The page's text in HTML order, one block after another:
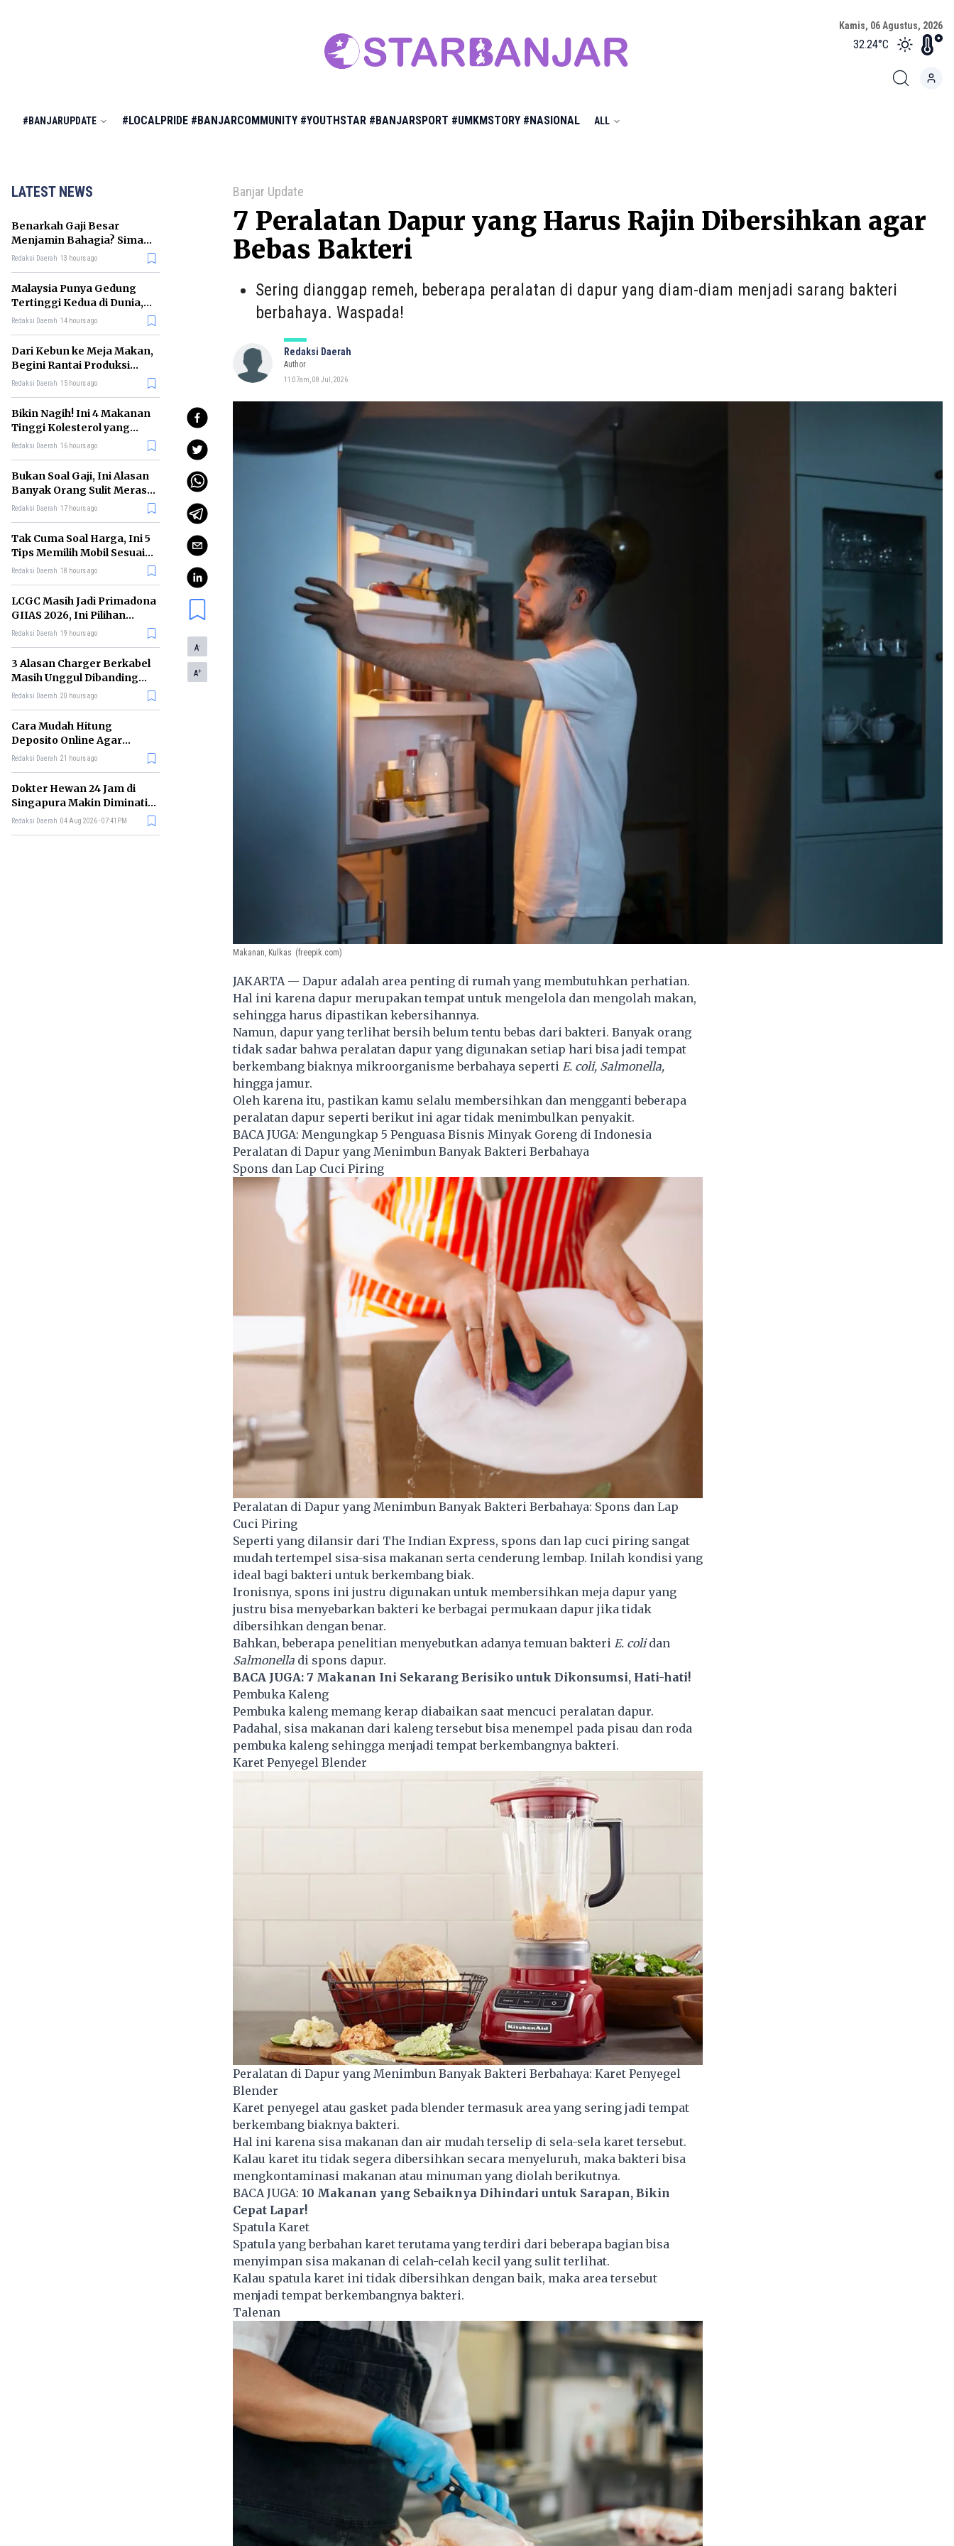
Kamis, 06 Agustus, 2026
32.24°C
#BANJARUPDATE #LOCALPRIDE #BANJARCOMMUNITY #YOUTHSTAR #BANJARSPORT #UMKMSTORY #NASIONAL ALL
LATEST NEWS
Benarkah Gaji Besar
Menjamin Bahagia? Simak
Penjelasan Ilmu Ekonomi
Redaksi Daerah 13 hours ago
Malaysia Punya Gedung
Tertinggi Kedua di Dunia,
Ini Daftar Lengkap 2026
Redaksi Daerah 14 hours ago
Dari Kebun ke Meja Makan,
Begini Rantai Produksi
Sawit di Indonesia
Redaksi Daerah 15 hours ago
Bikin Nagih! Ini 4 Makanan
Tinggi Kolesterol yang
Sebaiknya Dikurangi
Redaksi Daerah 16 hours ago
Bukan Soal Gaji, Ini Alasan
Banyak Orang Sulit Merasa
Cukup
Redaksi Daerah 17 hours ago
Tak Cuma Soal Harga, Ini 5
Tips Memilih Mobil Sesuai
Kebutuhan
Redaksi Daerah 18 hours ago
LCGC Masih Jadi Primadona
GIIAS 2026, Ini Pilihan
Terbaiknya
Redaksi Daerah 19 hours ago
3 Alasan Charger Berkabel
Masih Unggul Dibanding
Wireless Charging
Redaksi Daerah 20 hours ago
Cara Mudah Hitung
Deposito Online Agar
Untung dalam Jangka
Redaksi Daerah 21 hours ago
Dokter Hewan 24 Jam di
Singapura Makin Diminati,
Ini Alasannya
Redaksi Daerah 04 Aug 2026 - 07:41PM
Banjar Update
7 Peralatan Dapur yang Harus Rajin Dibersihkan agar
Bebas Bakteri
Sering dianggap remeh, beberapa peralatan di dapur yang diam-diam menjadi sarang bakteri
berbahaya. Waspada!
Redaksi Daerah
Author
11:07am, 08 Jul, 2026
A-
A+
Makanan, Kulkas (freepik.com)
JAKARTA — Dapur adalah area penting di rumah yang membutuhkan perhatian.
Hal ini karena dapur merupakan tempat untuk mengelola dan mengolah makan,
sehingga harus dipastikan kebersihannya.
Namun, dapur yang terlihat bersih belum tentu bebas dari bakteri. Banyak orang
tidak sadar bahwa peralatan dapur yang digunakan setiap hari bisa jadi tempat
berkembang biaknya mikroorganisme berbahaya seperti E. coli, Salmonella,
hingga jamur.
Oleh karena itu, pastikan kamu selalu membersihkan dan mengganti beberapa
peralatan dapur seperti berikut ini agar tidak menimbulkan penyakit.
BACA JUGA: Mengungkap 5 Penguasa Bisnis Minyak Goreng di Indonesia
Peralatan di Dapur yang Menimbun Banyak Bakteri Berbahaya
Spons dan Lap Cuci Piring
Peralatan di Dapur yang Menimbun Banyak Bakteri Berbahaya: Spons dan Lap
Cuci Piring
Seperti yang dilansir dari The Indian Express, spons dan lap cuci piring sangat
mudah tertempel sisa-sisa makanan serta cenderung lembap. Inilah kondisi yang
ideal bagi bakteri untuk berkembang biak.
Ironisnya, spons ini justru digunakan untuk membersihkan meja dapur yang
justru bisa menyebarkan bakteri ke berbagai permukaan dapur jika tidak
dibersihkan dengan benar.
Bahkan, beberapa penelitian menyebutkan adanya temuan bakteri E. colidan
Salmonelladi spons dapur.
BACA JUGA: 7 Makanan Ini Sekarang Berisiko untuk Dikonsumsi, Hati-hati!
Pembuka Kaleng
Pembuka kaleng memang kerap diabaikan saat mencuci peralatan dapur.
Padahal, sisa makanan dari kaleng tersebut bisa menempel pada pisau dan roda
pembuka kaleng sehingga menjadi tempat berkembangnya bakteri.
Karet Penyegel Blender
Peralatan di Dapur yang Menimbun Banyak Bakteri Berbahaya: Karet Penyegel
Blender
Karet penyegel atau gasket pada blender termasuk area yang sering jadi tempat
berkembang biaknya bakteri.
Hal ini karena sisa makanan dan air mudah terselip di sela-sela karet tersebut.
Kalau karet itu tidak segera dibersihkan secara menyeluruh, maka bakteri bisa
mengkontaminasi makanan atau minuman yang diolah berikutnya.
BACA JUGA: 10 Makanan yang Sebaiknya Dihindari untuk Sarapan, Bikin
Cepat Lapar!
Spatula Karet
Spatula yang berbahan karet terutama yang terdiri dari beberapa bagian bisa
menyimpan sisa makanan di celah-celah kecil yang sulit terlihat.
Kalau spatula karet ini tidak dibersihkan dengan baik, maka area tersebut
menjadi tempat berkembangnya bakteri.
Talenan